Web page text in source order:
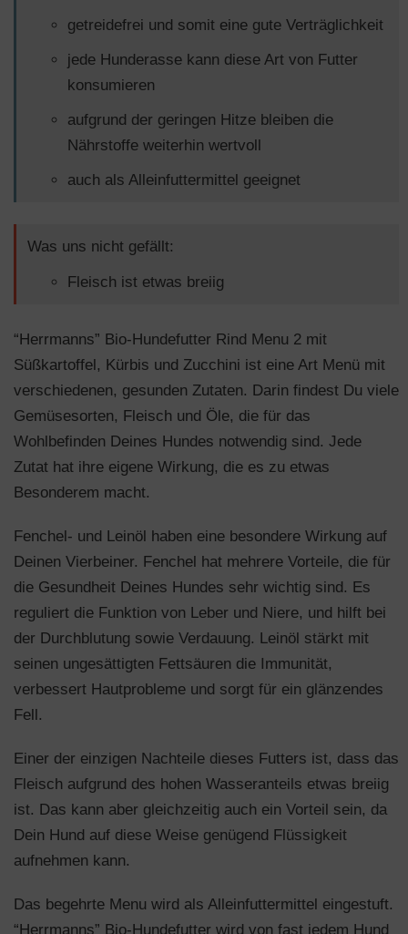
getreidefrei und somit eine gute Verträglichkeit
jede Hunderasse kann diese Art von Futter
konsumieren
aufgrund der geringen Hitze bleiben die
Nährstoffe weiterhin wertvoll
auch als Alleinfuttermittel geeignet
Was uns nicht gefällt:
Fleisch ist etwas breiig
“Herrmanns” Bio-Hundefutter Rind Menu 2 mit
Süßkartoffel, Kürbis und Zucchini ist eine Art Menü mit
verschiedenen, gesunden Zutaten. Darin findest Du viele
Gemüsesorten, Fleisch und Öle, die für das
Wohlbefinden Deines Hundes notwendig sind. Jede
Zutat hat ihre eigene Wirkung, die es zu etwas
Besonderem macht.
Fenchel- und Leinöl haben eine besondere Wirkung auf
Deinen Vierbeiner. Fenchel hat mehrere Vorteile, die für
die Gesundheit Deines Hundes sehr wichtig sind. Es
reguliert die Funktion von Leber und Niere, und hilft bei
der Durchblutung sowie Verdauung. Leinöl stärkt mit
seinen ungesättigten Fettsäuren die Immunität,
verbessert Hautprobleme und sorgt für ein glänzendes
Fell.
Einer der einzigen Nachteile dieses Futters ist, dass das
Fleisch aufgrund des hohen Wasseranteils etwas breiig
ist. Das kann aber gleichzeitig auch ein Vorteil sein, da
Dein Hund auf diese Weise genügend Flüssigkeit
aufnehmen kann.
Das begehrte Menu wird als Alleinfuttermittel eingestuft.
“Herrmanns” Bio-Hundefutter wird von fast jedem Hund